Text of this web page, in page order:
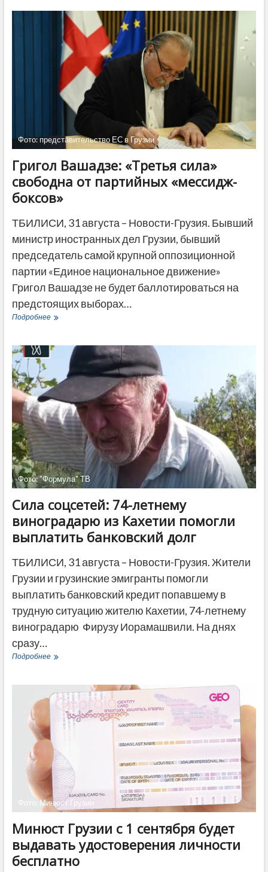
79
пациентов
скончались,
4 753
выздоровели
Фото: представительство ЕС в Грузии
Григол Вашадзе: «Третья сила»
свободна от партийных «мессидж-
боксов»
ТБИЛИСИ, 31 августа – Новости-Грузия. Бывший
министр иностранных дел Грузии, бывший
председатель самой крупной оппозиционной
партии «Единое национальное движение»
Григол Вашадзе не будет баллотироваться на
предстоящих выборах…
ПодробнееГригол
сила»
свободна
партийных
«мессидж-
боксов»
Фото: "Формула" ТВ
Сила соцсетей: 74-летнему
виноградарю из Кахетии помогли
выплатить банковский долг
ТБИЛИСИ, 31 августа – Новости-Грузия. Жители
Грузии и грузинские эмигранты помогли
выплатить банковский кредит попавшему в
трудную ситуацию жителю Кахетии, 74-летнему
виноградарю Фирузу Иорамашвили. На днях
сразу…
ПодробнееСила
виноградарю
из
Кахетии
помогли
выплатить
банковский
долг
Фото: Минюст Грузии
Минюст Грузии с 1 сентября будет
выдавать удостоверения личности
бесплатно